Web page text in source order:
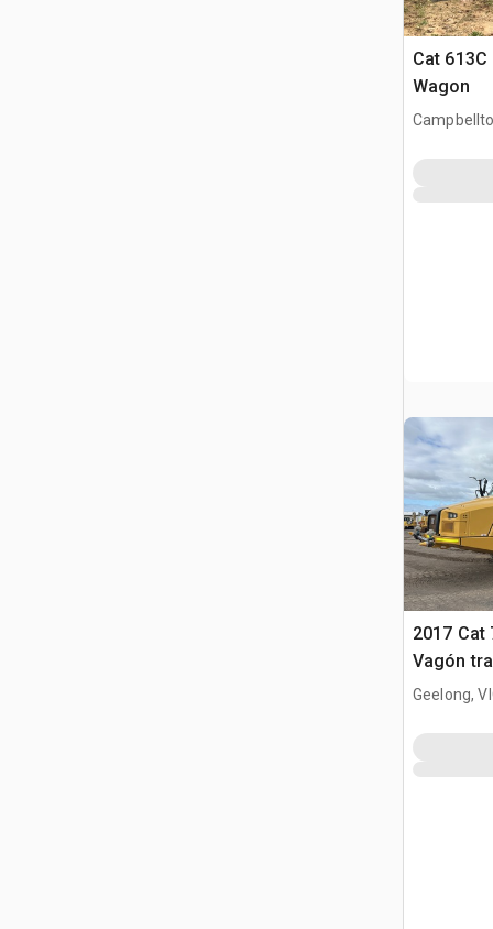
Cat
Wagon
2017 Cat
Vagón
agua
Geelong,